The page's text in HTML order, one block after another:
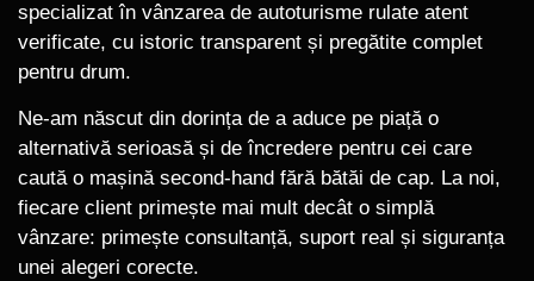
specializat în vânzarea de autoturisme rulate atent
verificate, cu istoric transparent și pregătite complet
pentru drum.
Ne-am născut din dorința de a aduce pe piață o
alternativă serioasă și de încredere pentru cei care
caută o mașină second-hand fără bătăi de cap. La noi,
fiecare client primește mai mult decât o simplă
vânzare: primește consultanță, suport real și siguranța
unei alegeri corecte.